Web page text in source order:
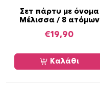
Σετ πάρτυ με όνομα
Μέλισσα / 8 ατόμων
€19,90
Καλάθι